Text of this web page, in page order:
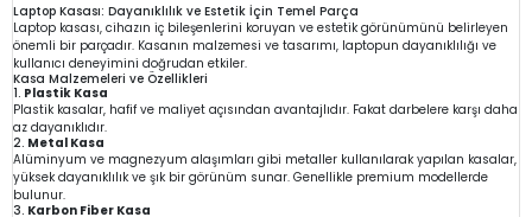
Laptop Kasası: Dayanıklılık ve Estetik İçin Temel Parça
Laptop kasası, cihazın iç bileşenlerini koruyan ve estetik görünümünü belirleyen
önemli bir parçadır. Kasanın malzemesi ve tasarımı, laptopun dayanıklılığı ve
kullanıcı deneyimini doğrudan etkiler.
Kasa Malzemeleri ve Özellikleri
1. Plastik Kasa
Plastik kasalar, hafif ve maliyet açısından avantajlıdır. Fakat darbelere karşı daha
az dayanıklıdır.
2. Metal Kasa
Alüminyum ve magnezyum alaşımları gibi metaller kullanılarak yapılan kasalar,
yüksek dayanıklılık ve şık bir görünüm sunar. Genellikle premium modellerde
bulunur.
3. Karbon Fiber Kasa